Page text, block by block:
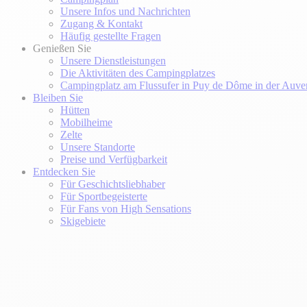
Unsere Infos und Nachrichten
Zugang & Kontakt
Häufig gestellte Fragen
Genießen Sie
Unsere Dienstleistungen
Die Aktivitäten des Campingplatzes
Campingplatz am Flussufer in Puy de Dôme in der
Bleiben Sie
Hütten
Mobilheime
Zelte
Unsere Standorte
Preise und Verfügbarkeit
Entdecken Sie
Für Geschichtsliebhaber
Für Sportbegeisterte
Für Fans von High Sensations
Skigebiete